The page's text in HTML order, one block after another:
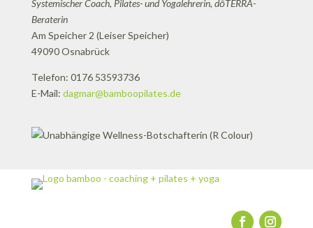
Systemischer Coach, Pilates- und Yogalehrerin, dōTERRA-
Beraterin
Am Speicher 2 (Leiser Speicher)
49090 Osnabrück
Telefon: 0176 53593736
E-Mail: dagmar@bamboopilates.de